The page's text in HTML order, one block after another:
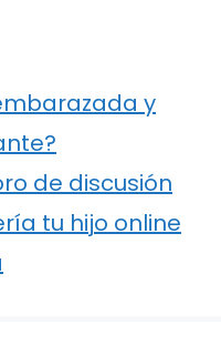
y
de discusión
tu hijo online